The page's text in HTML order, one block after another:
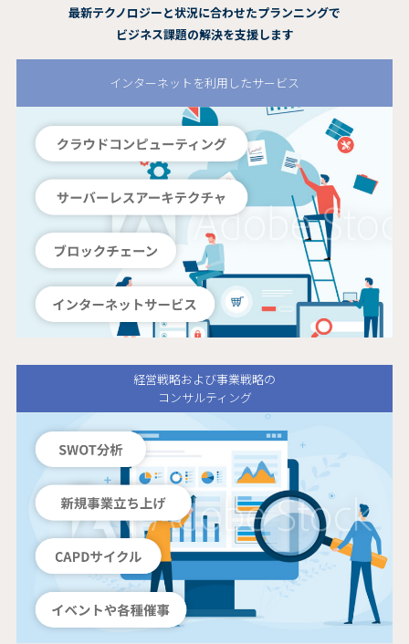
最新テクノロジーと状況に合わせたプランニングで
ビジネス課題の解決を支援します
インターネットを利用したサービス
経営戦略および事業戦略の
コンサルティング